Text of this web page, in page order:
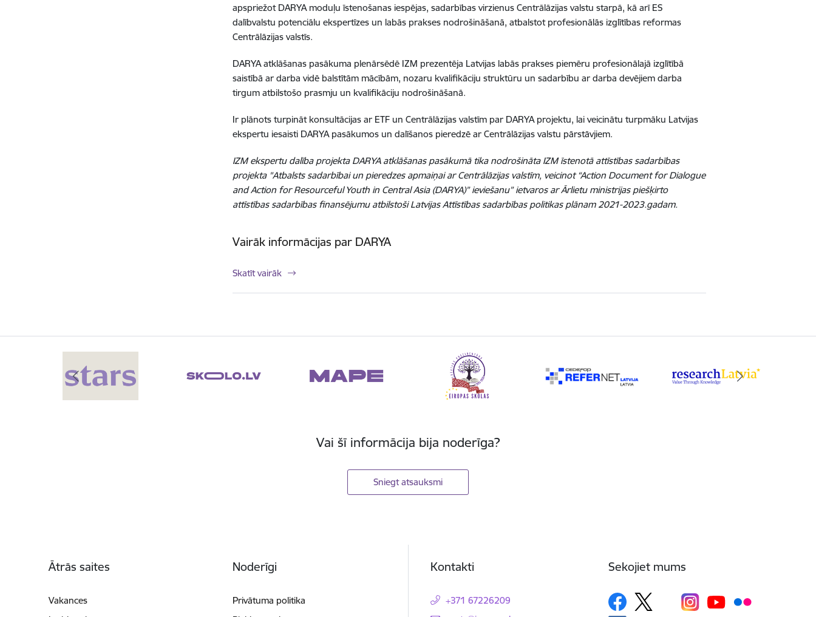
apspriežot DARYA moduļu īstenošanas iespējas, sadarbības virzienus Centrālāzijas valstu starpā, kā arī ES
dalībvalstu potenciālu ekspertīzes un labās prakses nodrošināšanā, atbalstot profesionālās izglītības reformas
Centrālāzijas valstīs.
DARYA atklāšanas pasākuma plenārsēdē IZM prezentēja Latvijas labās prakses piemēru profesionālajā izglītībā
saistībā ar darba vidē balstītām mācībām, nozaru kvalifikāciju struktūru un sadarbību ar darba devējiem darba
tirgum atbilstošo prasmju un kvalifikāciju nodrošināšanā.
Ir plānots turpināt konsultācijas ar ETF un Centrālāzijas valstīm par DARYA projektu, lai veicinātu turpmāku Latvijas
ekspertu iesaisti DARYA pasākumos un dalīšanos pieredzē ar Centrālāzijas valstu pārstāvjiem.
IZM ekspertu dalība projekta DARYA atklāšanas pasākumā tika nodrošināta IZM īstenotā attīstības sadarbības
projekta "Atbalsts sadarbībai un pieredzes apmaiņai ar Centrālāzijas valstīm, veicinot “Action Document for Dialogue
and Action for Resourceful Youth in Central Asia (DARYA)” ieviešanu” ietvaros ar Ārlietu ministrijas piešķirto
attīstības sadarbības finansējumu atbilstoši Latvijas Attīstības sadarbības politikas plānam 2021-2023.gadam.
Vairāk informācijas par DARYA
Skatīt vairāk
Vai šī informācija bija noderīga?
Sniegt atsauksmi
Ātrās saites
Vakances
Noderīgi
Privātuma politika
Kontakti
+371 67226209
Sekojiet mums